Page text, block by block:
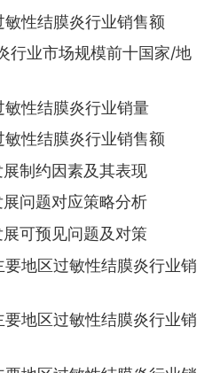
性结膜炎行业销售额
行业市场规模前十国家/地
性结膜炎行业销量
性结膜炎行业销售额
制约因素及其表现
问题对应策略分析
可预见问题及对策
地区过敏性结膜炎行业销
地区过敏性结膜炎行业销